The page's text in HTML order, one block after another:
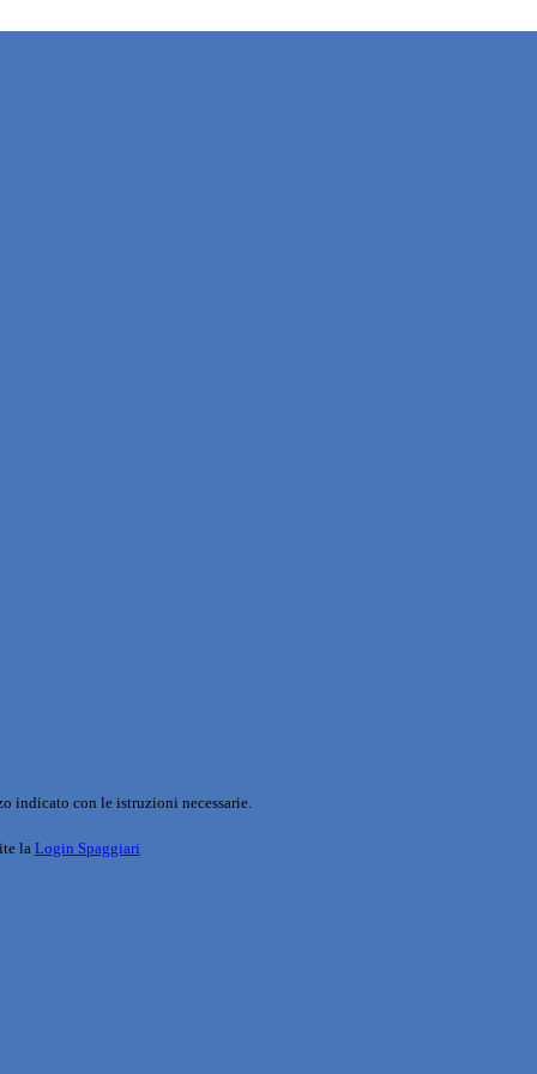
indicato con le istruzioni necessarie.
la Login Spaggiari